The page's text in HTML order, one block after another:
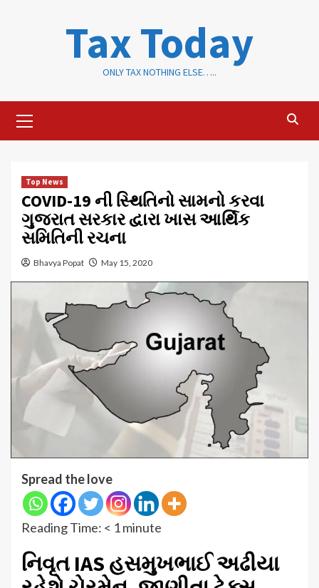
Tax Today
ONLY TAX NOTHING ELSE…..
Menu
Top News
COVID-19 ની સ્થિતિનો સામનો કરવા
ગુજરાત સરકાર દ્વારા ખાસ આર્થિક
સમિતિની રચના
Bhavya Popat May 15, 2020
Spread the love
Reading Time: < 1minute
નિવૃત IAS હસમુખભાઈ અઢીયા